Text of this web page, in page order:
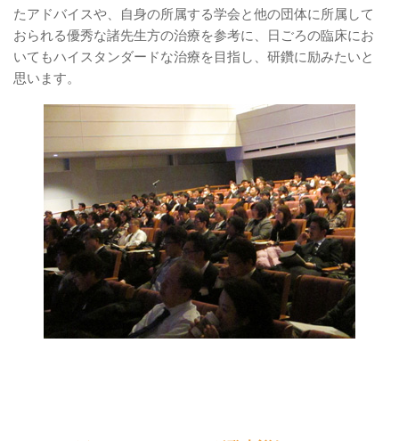
たアドバイスや、自身の所属する学会と他の団体に所属して
おられる優秀な諸先生方の治療を参考に、日ごろの臨床にお
いてもハイスタンダードな治療を目指し、研鑽に励みたいと
思います。